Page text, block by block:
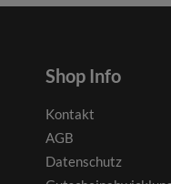
Shop Info
Kontakt
AGB
Datenschutz